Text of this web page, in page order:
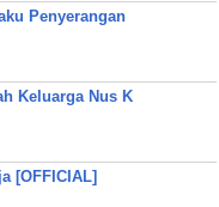
Penyerangan
Keluarga Nus K
[OFFICIAL]